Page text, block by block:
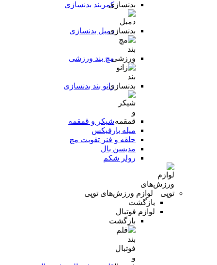
کمربند بدنسازی
دمبل بدنسازی
مچ بند ورزشی
زانو بند بدنسازی
شیکر و قمقمه
میله بارفیکس
حلقه و فنر تقویت مچ
مدیسن بال
رولر شکم
لوازم ورزش‌های توپی
بازگشت
لوازم فوتبال
بازگشت